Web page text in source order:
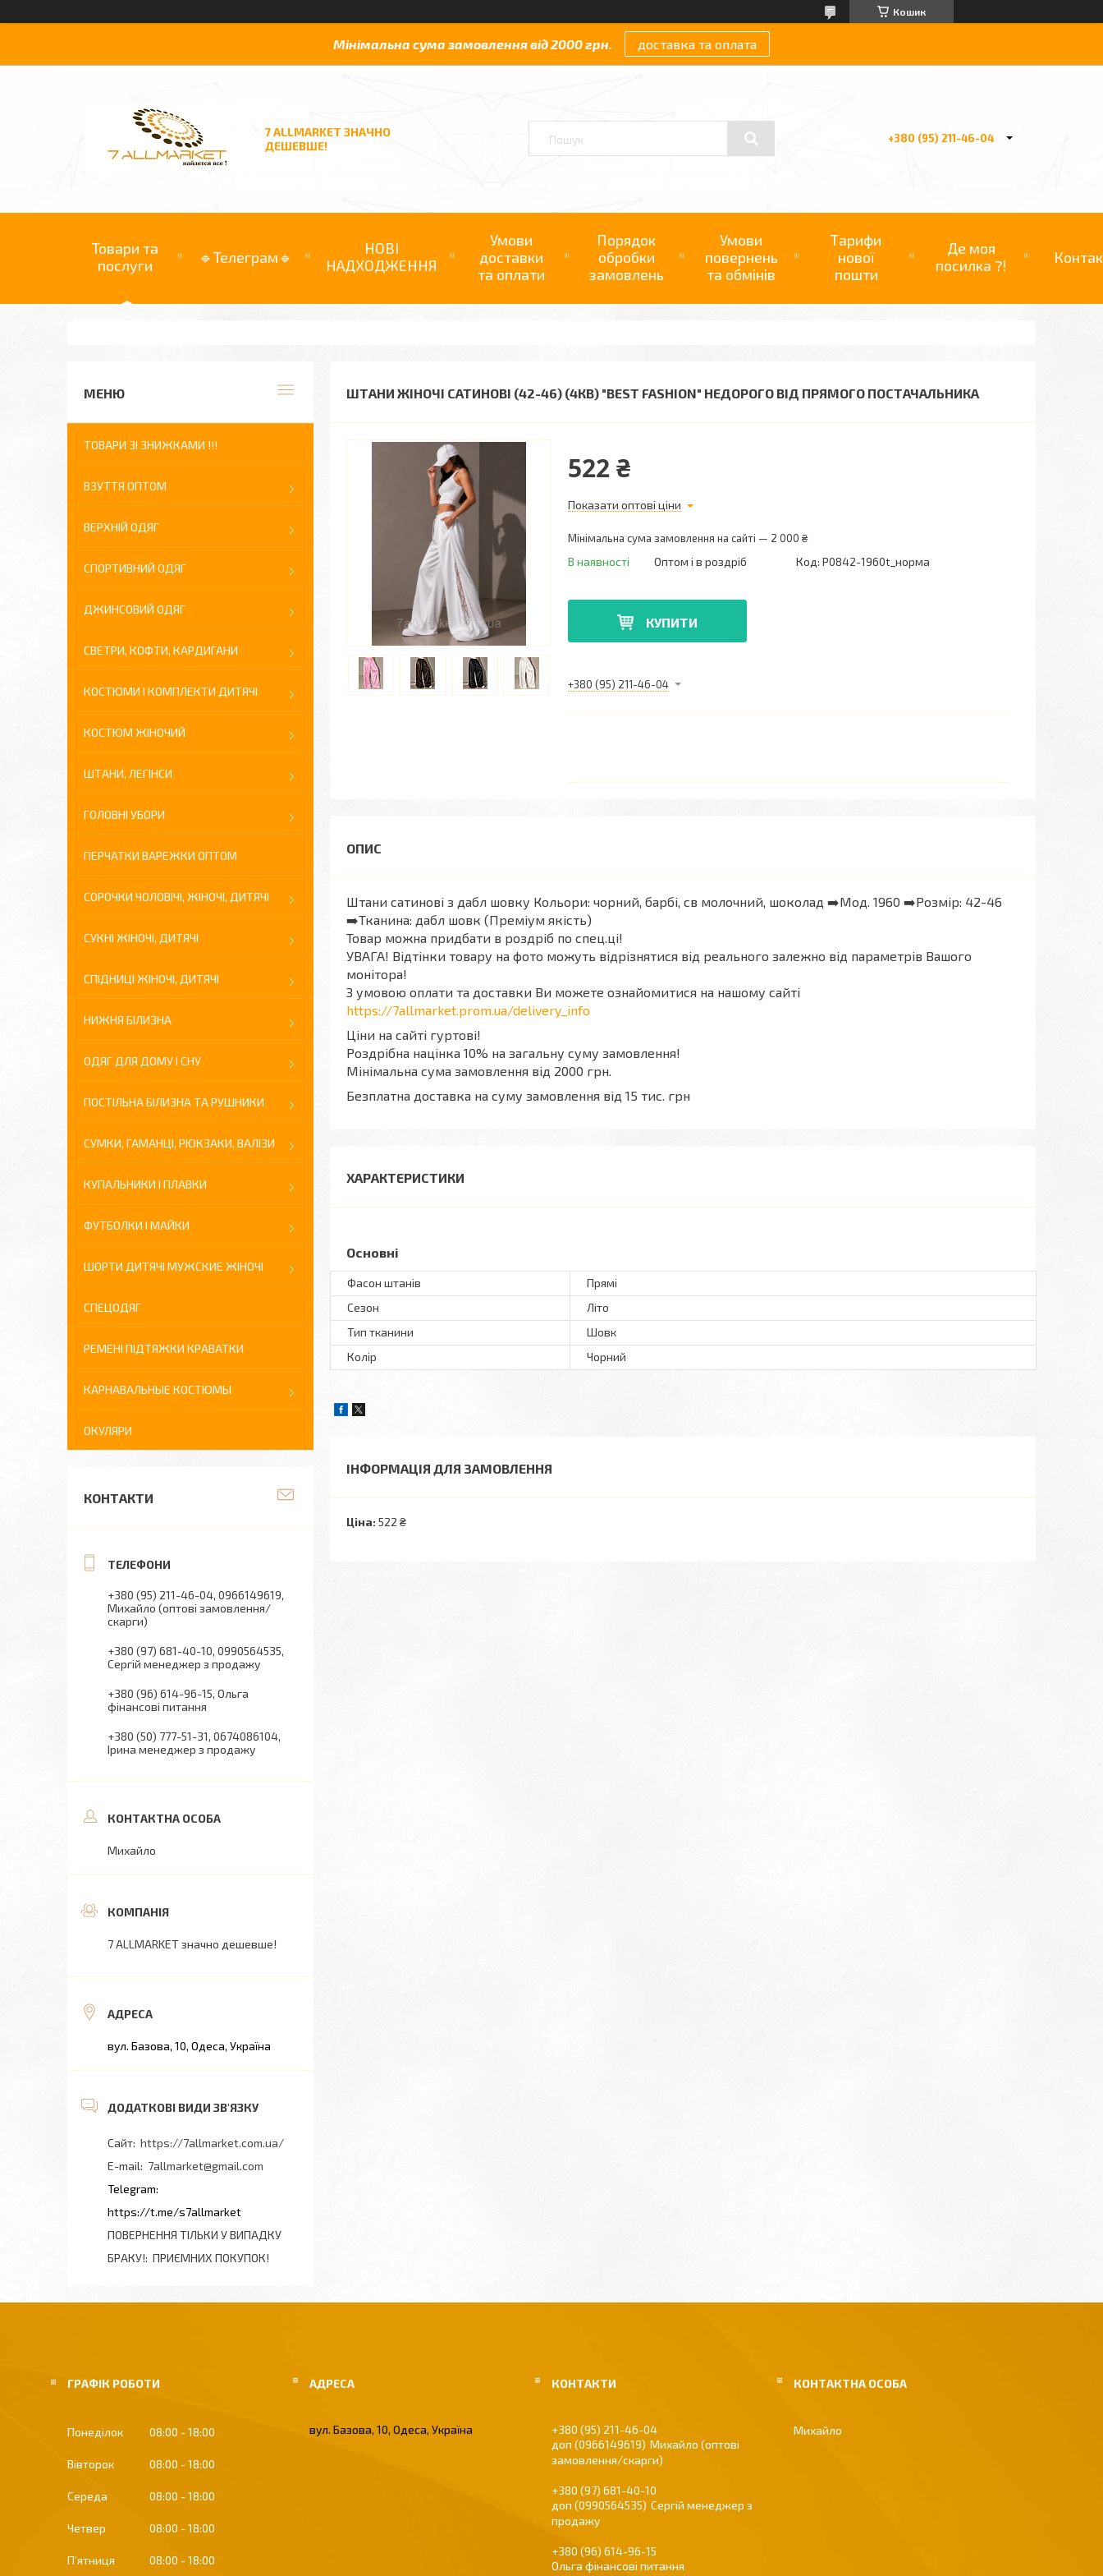
Кошик
Мінімальна сума замовлення від 2000 грн. доставка та оплата
7 ALLMARKET ЗНАЧНО
ДЕШЕВШЕ!
+380 (95) 211-46-04
Товари та
послуги
🔹Телеграм🔹
НОВІ
НАДХОДЖЕННЯ
Умови
доставки
та оплати
Порядок
обробки
замовлень
Умови
повернень
та обмінів
Тарифи
нової
пошти
Де моя
посилка ?!
ШТАНИ ЖІНОЧІ САТИНОВІ (42-46) (4КВ) "BEST FASHION" НЕДОРОГО ВІД ПРЯМОГО ПОСТАЧАЛЬНИКА
522 ₴
Показати оптові ціни
Мінімальна сума замовлення на сайті — 2 000 ₴
В наявності Оптом і в роздріб Код: P0842-1960t_норма
КУПИТИ
+380 (95) 211-46-04
Штани сатинові з дабл шовку Кольори: чорний, барбі, св молочний, шоколад ➡️Мод. 1960 ➡️Розмір: 42-46
➡️Тканина: дабл шовк (Преміум якість)
Товар можна придбати в роздріб по спец.ці!
УВАГА! Відтінки товару на фото можуть відрізнятися від реального залежно від параметрів Вашого
монітора!
З умовою оплати та доставки Ви можете ознайомитися на нашому сайті
https://7allmarket.prom.ua/delivery_info
Ціни на сайті гуртові!
Роздрібна націнка 10% на загальну суму замовлення!
Мінімальна сума замовлення від 2000 грн.
Безплатна доставка на суму замовлення від 15 тис. грн
ХАРАКТЕРИСТИКИ
Основні
Фасон штанів
Прямі
Сезон
Літо
Тип тканини
Шовк
Колір
Чорний
ІНФОРМАЦІЯ ДЛЯ ЗАМОВЛЕННЯ
Ціна: 522 ₴
ТОВАРИ ЗІ ЗНИЖКАМИ !!!
ВЗУТТЯ ОПТОМ
ВЕРХНІЙ ОДЯГ
СПОРТИВНИЙ ОДЯГ
ДЖИНСОВИЙ ОДЯГ
СВЕТРИ, КОФТИ, КАРДИГАНИ
КОСТЮМИ І КОМПЛЕКТИ ДИТЯЧІ
КОСТЮМ ЖІНОЧИЙ
ШТАНИ, ЛЕГІНСИ
ГОЛОВНІ УБОРИ
ПЕРЧАТКИ ВАРЕЖКИ ОПТОМ
СОРОЧКИ ЧОЛОВІЧІ, ЖІНОЧІ, ДИТЯЧІ
СУКНІ ЖІНОЧІ, ДИТЯЧІ
СПІДНИЦІ ЖІНОЧІ, ДИТЯЧІ
НИЖНЯ БІЛИЗНА
ОДЯГ ДЛЯ ДОМУ І СНУ
ПОСТІЛЬНА БІЛИЗНА ТА РУШНИКИ
СУМКИ, ГАМАНЦІ, РЮКЗАКИ, ВАЛІЗИ
КУПАЛЬНИКИ І ПЛАВКИ
ФУТБОЛКИ І МАЙКИ
ШОРТИ ДИТЯЧІ МУЖСКИЕ ЖІНОЧІ
СПЕЦОДЯГ
РЕМЕНІ ПІДТЯЖКИ КРАВАТКИ
КАРНАВАЛЬНЫЕ КОСТЮМЫ
ОКУЛЯРИ
КОНТАКТИ
+380 (95) 211-46-04 0966149619
Михайло (оптові замовлення/
скарги)
+380 (97) 681-40-10 0990564535
Сергій менеджер з продажу
+380 (96) 614-96-15 Ольга
фінансові питання
+380 (50) 777-51-31 0674086104
Ірина менеджер з продажу
Михайло
7 ALLMARKET значно дешевше!
вул. Базова, 10, Одеса, Україна
https://7allmarket.com.ua/
7allmarket@gmail.com
https://t.me/s7allmarket
ПОВЕРНЕННЯ ТІЛЬКИ У ВИПАДКУ
БРАКУ! ПРИЄМНИХ ПОКУПОК!
ГРАФІК РОБОТИ
Понеділок 08:00 18:00
Вівторок 08:00 18:00
Середа 08:00 18:00
Четвер 08:00 18:00
Пʼятниця 08:00 18:00
вул. Базова, 10, Одеса, Україна
+380 (95) 211-46-04
0966149619
Михайло (оптові
замовлення/скарги)
+380 (97) 681-40-10
0990564535
Сергій менеджер з
продажу
+380 (96) 614-96-15
Ольга фінансові питання
Михайло